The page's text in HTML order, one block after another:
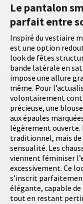
Le pantalon
parfait entre
Inspiré du vestiaire
est une option
look de fêtes
bande latérale en
impose une allure
même. Pour
volontairement
précieuse, une
aux épaules
légèrement ouverte.
traditionnel, mais
sensualité. Les
viennent féminiser
excessivement. Ce
s’inscrit
élégante, capable
tout en restant